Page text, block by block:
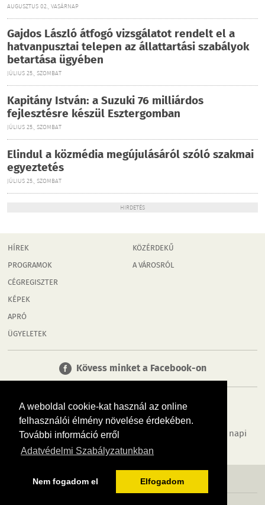
A weboldal cookie-kat használ az online
felhasználói élmény növelése érdekében.
További információ erről
Adatvédelmi Szabályzatunkban
Nem fogadom el Elfogadom
AUGUSZTUS 02., VASÁRNAP
Gajdos László átfogó vizsgálatot rendelt el a
hatvanpusztai telepen az állattartási szabályok
betartása ügyében
JÚLIUS 25., SZOMBAT
Kapitány István: a Suzuki 76 milliárdos
fejlesztésre készül Esztergomban
JÚLIUS 25., SZOMBAT
Elindul a közmédia megújulásáról szóló szakmai
egyeztetés
JÚLIUS 25., SZOMBAT
HIRDETÉS
HÍREK
PROGRAMOK
CÉGREGISZTER
KÉPEK
APRÓ
ÜGYELETEK
KÖZÉRDEKŰ
A VÁROSRÓL
Kövess minket a Facebook-on
Tudj meg többet városodról! Hírek, programok, képek, napi
menü, cégek…. és minden, ami Mosonmagyaróvár
MÉDIAAJÁNLÓ ADATVÉDELEM IMPRESSZUM RÓLUNK